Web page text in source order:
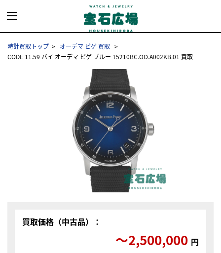
時計買取トップ
オーデマ ピゲ 買取
CODE 11.59 バイ オーデマ ピゲ ブルー 15210BC.OO.A002KB.01 買取
買取価格（中古品）：
〜2,500,000 円